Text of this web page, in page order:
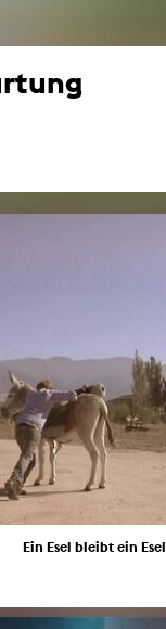
Ein Esel bleibt ein Esel